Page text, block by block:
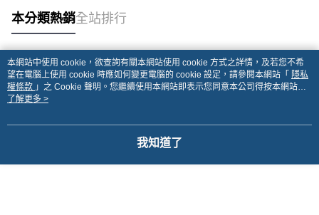
本分類熱銷全站排行
熱門標籤
本網站中使用 cookie，欲查詢有關本網站使用 cookie 方式之詳情，及若您不希
望在電腦上使用 cookie 時應如何變更電腦的 cookie 設定，請參閱本網站「 隱私
權條款 」之 Cookie 聲明。您繼續使用本網站即表示您同意本公司得按本網站使
用條款之 Cookie 聲明使用 cookie。
了解更多 >
我知道了